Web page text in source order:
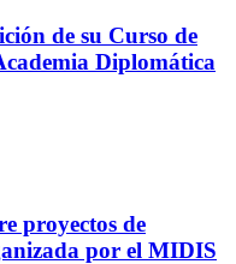
de su Curso de
Diplomática
proyectos de
por el MIDIS